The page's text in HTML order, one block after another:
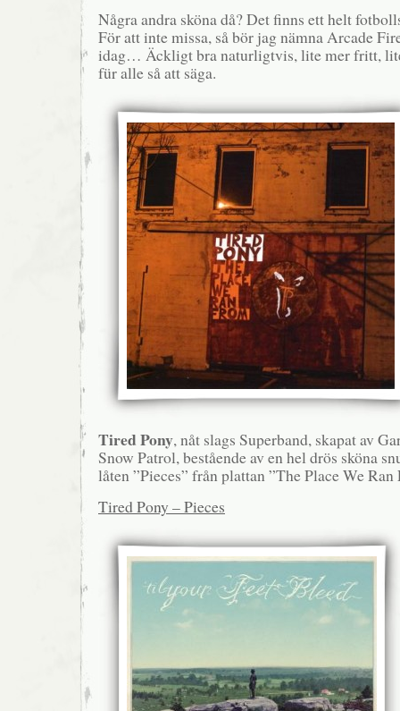
Några andra sköna då? Det finns ett helt
För att inte missa, så bör jag nämna Arcade
idag… Äckligt bra naturligtvis, lite mer fritt,
für alle så att säga.
Tired Pony, nåt slags Superband, skapat av
Snow Patrol, bestående av en hel drös sköna
låten ”Pieces” från plattan ”The Place We Ran
Tired Pony – Pieces